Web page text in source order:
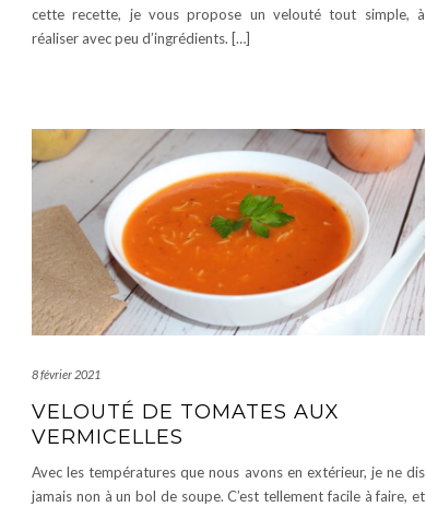
cette recette, je vous propose un velouté tout simple, à
réaliser avec peu d’ingrédients. […]
8 février 2021
VELOUTÉ DE TOMATES AUX
VERMICELLES
Avec les températures que nous avons en extérieur, je ne dis
jamais non à un bol de soupe. C’est tellement facile à faire, et